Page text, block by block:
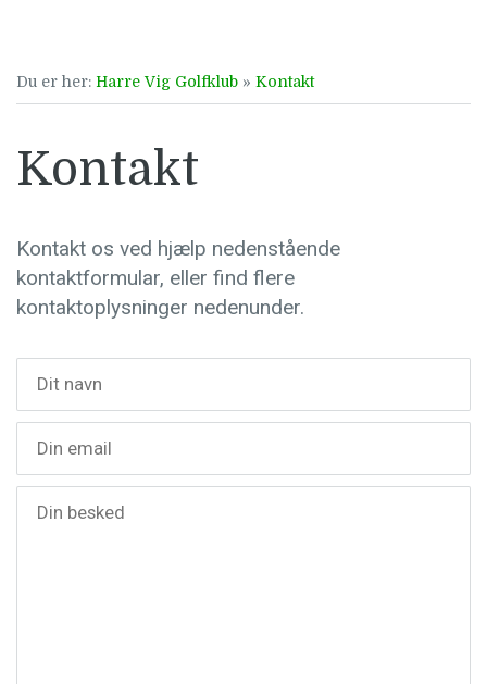
Du er her: Harre Vig Golfklub » Kontakt
Kontakt
Kontakt os ved hjælp nedenstående
kontaktformular, eller find flere
kontaktoplysninger nedenunder.